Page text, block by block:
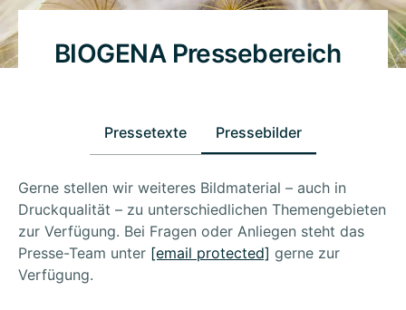
BIOGENA Pressebereich
Pressetexte Pressebilder
Gerne stellen wir weiteres Bildmaterial – auch in
Druckqualität – zu unterschiedlichen Themengebieten
zur Verfügung. Bei Fragen oder Anliegen steht das
Presse-Team unter [email protected] gerne zur
Verfügung.